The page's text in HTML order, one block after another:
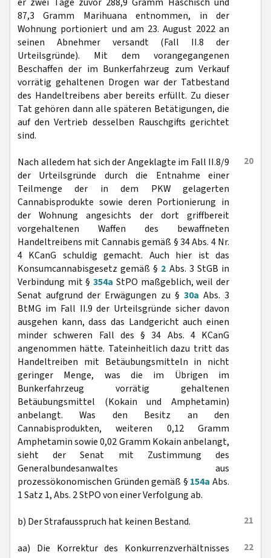
87,3 Gramm Marihuana entnommen, in der
Wohnung portioniert und am 23. August 2022 an
seinen Abnehmer versandt (Fall II.8 der
Urteilsgründe). Mit dem vorangegangenen
Beschaffen der im Bunkerfahrzeug zum Verkauf
vorrätig gehaltenen Drogen war der Tatbestand
des Handeltreibens aber bereits erfüllt. Zu dieser
Tat gehören dann alle späteren Betätigungen, die
auf den Vertrieb desselben Rauschgifts gerichtet
sind.
20
Nach alledem hat sich der Angeklagte im Fall II.8/9
der Urteilsgründe durch die Entnahme einer
Teilmenge der in dem PKW gelagerten
Cannabisprodukte sowie deren Portionierung in
der Wohnung angesichts der dort griffbereit
vorgehaltenen Waffen des bewaffneten
Handeltreibens mit Cannabis gemäß § 34 Abs. 4 Nr.
4 KCanG schuldig gemacht. Auch hier ist das
Konsumcannabisgesetz gemäß § 2 Abs. 3 StGB in
Verbindung mit §354a StPO maßgeblich, weil der
Senat aufgrund der Erwägungen zu § 30a Abs. 3
BtMG im Fall II.9 der Urteilsgründe sicher davon
ausgehen kann, dass das Landgericht auch einen
minder schweren Fall des § 34 Abs. 4 KCanG
angenommen hätte. Tateinheitlich dazu tritt das
Handeltreiben mit Betäubungsmitteln in nicht
geringer Menge, was die im Übrigen im
Bunkerfahrzeug vorrätig gehaltenen
Betäubungsmittel (Kokain und Amphetamin)
anbelangt. Was den Besitz an den
Cannabisprodukten, weiteren 0,12 Gramm
Amphetamin sowie 0,02 Gramm Kokain anbelangt,
sieht der Senat mit Zustimmung des
Generalbundesanwaltes aus
prozessökonomischen Gründen gemäß § 154a Abs.
1 Satz 1, Abs. 2 StPO von einer Verfolgung ab.
21
b) Der Strafausspruch hat keinen Bestand.
22
aa) Die Korrektur des Konkurrenzverhältnisses